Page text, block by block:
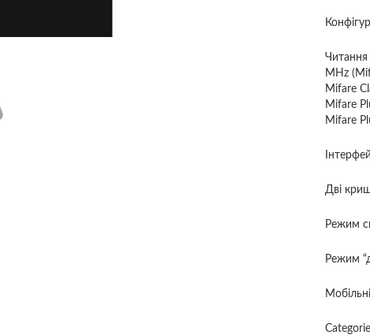
Читання
MHz
Mifare
Mifare
Mifare
Дві
Режим
Режим